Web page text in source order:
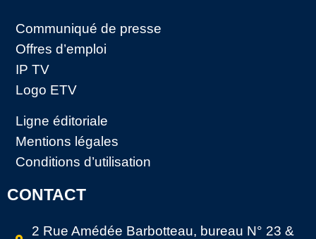
Communiqué de presse
Offres d’emploi
IP TV
Logo ETV
Ligne éditoriale
Mentions légales
Conditions d’utilisation
CONTACT
2 Rue Amédée Barbotteau, bureau N° 23 &